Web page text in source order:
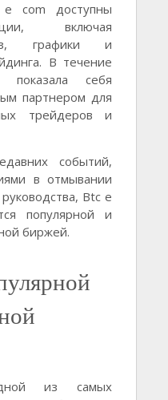
com доступны
включая
графики и
В течение
себя
партнером для
трейдеров и
событий,
в отмывании
Btc e
популярной и
биржей.
из самых